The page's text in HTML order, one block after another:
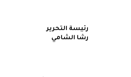
رئيسة التحرير
رشا الشامي